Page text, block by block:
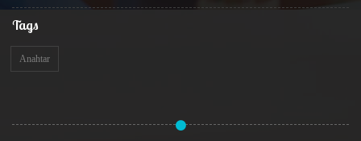
Tags
Anahtar